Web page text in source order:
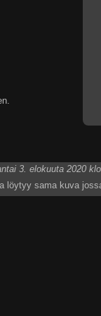
3. elokuuta 2020
löytyy sama kuva